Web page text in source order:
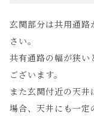
玄関部分は共用通路
さい。
共有通路の幅が狭
ございます。
また玄関付近の天
場合、天井にも一定